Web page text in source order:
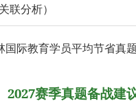
联分析）
际教育学员平均节省真
2027赛季真题备战建